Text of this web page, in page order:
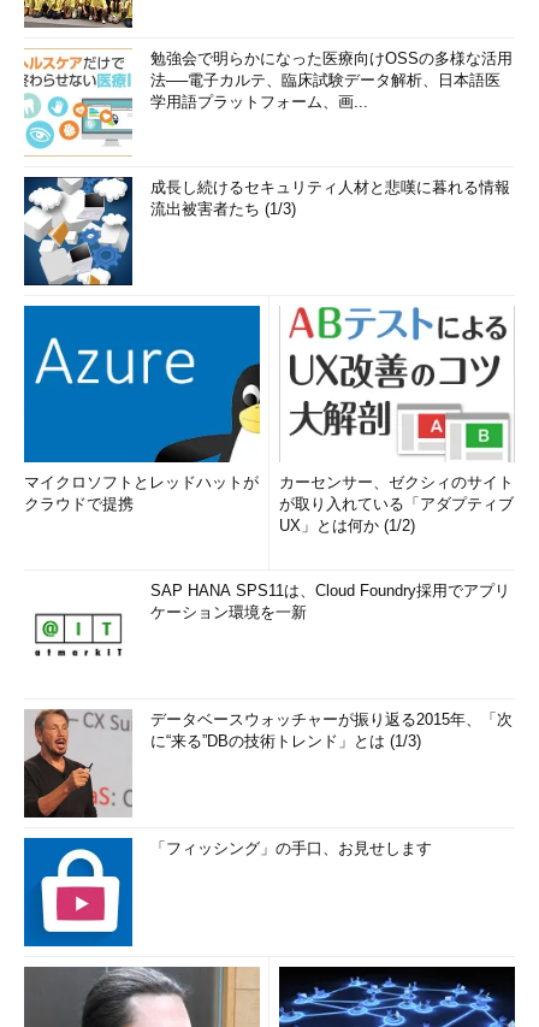
勉強会で明らかになった医療向けOSSの多様な活用
法──電子カルテ、臨床試験データ解析、日本語医
学用語プラットフォーム、画...
成長し続けるセキュリティ人材と悲嘆に暮れる情報
流出被害者たち (1/3)
マイクロソフトとレッドハットが
クラウドで提携
カーセンサー、ゼクシィのサイト
が取り入れている「アダプティブ
UX」とは何か (1/2)
SAP HANA SPS11は、Cloud Foundry採用でアプリ
ケーション環境を一新
データベースウォッチャーが振り返る2015年、「次
に“来る”DBの技術トレンド」とは (1/3)
「フィッシング」の手口、お見せします